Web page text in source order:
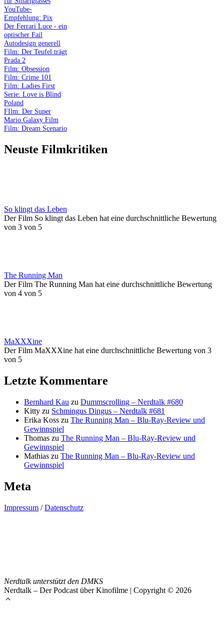
YouTube-
Empfehlung: Pix
Der Ferrari Luce - ein
optischer Fail
Autodesign generell
Film: Der Teufel trägt
Prada 2
Film: Obsession
Film: Crime 101
Film: Ladies First
Serie: Love is Blind
Poland
FIlm: Der Super
Mario Galaxy Film
Film: Dream Scenario
Neuste Filmkritiken
So klingt das Leben
Der Film So klingt das Leben hat eine durchschnittliche Bewertung
von 3 von 5
The Running Man
Der Film The Running Man hat eine durchschnittliche Bewertung
von 4 von 5
MaXXXine
Der Film MaXXXine hat eine durchschnittliche Bewertung von 3
von 5
Letzte Kommentare
Bernhard Kau zu Dummscrolling – Nerdtalk #680
Kitty zu Schmingus Dingus – Nerdtalk #681
Erika Koss zu The Running Man – Blu-Ray-Review und
Gewinnspiel
Thomas zu The Running Man – Blu-Ray-Review und
Gewinnspiel
Mathias zu The Running Man – Blu-Ray-Review und
Gewinnspiel
Meta
Impressum /Datenschutz
Nerdtalk unterstützt den DMKS
Nerdtalk – Der Podcast über Kinofilme | Copyright © 2026